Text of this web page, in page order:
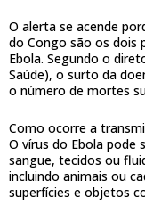
O alerta se acende
do Congo são os dois
Ebola. Segundo o
Saúde), o surto da
o número de mortes
Como ocorre a
O vírus do Ebola
sangue, tecidos ou
incluindo animais ou
superfícies e objetos